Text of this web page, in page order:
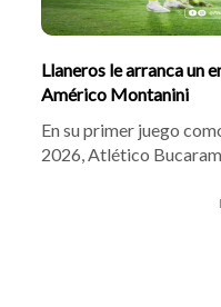
Llaneros le arranca un
Américo Montanini
En su primer juego
2026, Atlético
inicial de la visita y la